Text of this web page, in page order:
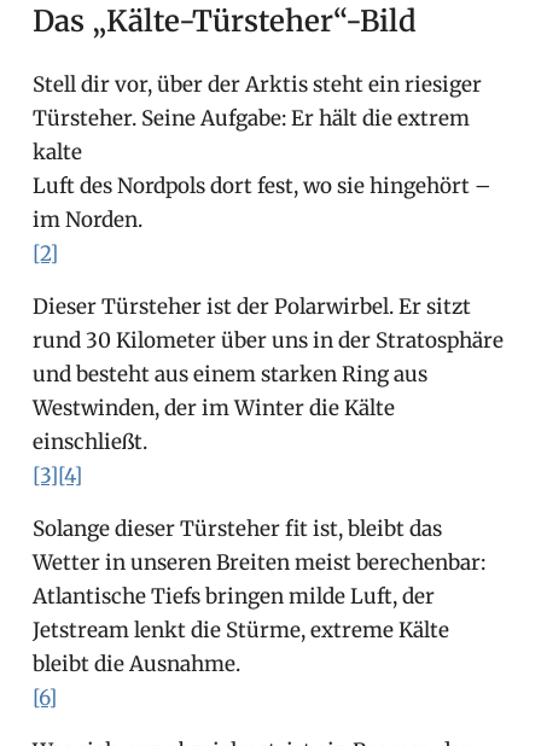
Das „Kälte-Türsteher“-Bild
Stell dir vor, über der Arktis steht ein riesiger
Türsteher. Seine Aufgabe: Er hält die extrem
kalte
Luft des Nordpols dort fest, wo sie hingehört –
im Norden.
[2]
Dieser Türsteher ist der Polarwirbel. Er sitzt
rund 30 Kilometer über uns in der Stratosphäre
und besteht aus einem starken Ring aus
Westwinden, der im Winter die Kälte
einschließt.
[3][4]
Solange dieser Türsteher fit ist, bleibt das
Wetter in unseren Breiten meist berechenbar:
Atlantische Tiefs bringen milde Luft, der
Jetstream lenkt die Stürme, extreme Kälte
bleibt die Ausnahme.
[6]